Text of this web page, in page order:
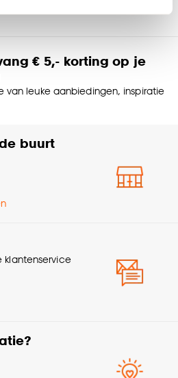
op ‘weigeren’ om alleen de
accepteren. Je kunt er ook
cookies wel of niet te
aanpassen’ te
je deze keuze altijd nog
onze
100% Katoen
1.2 Kg
Oeko-Tex Standard 100
24 maanden
€ 5,- korting op je
van leuke aanbiedingen, inspiratie
buurt